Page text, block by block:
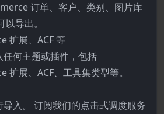
订单、客户、类别、图片库
导出。
扩展、ACF 等
何主题或插件，包括
扩展、ACF、工具集类型等。
入。 订阅我们的点击式调度服务